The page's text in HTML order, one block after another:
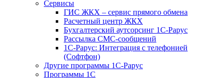
Сервисы
ГИС ЖКХ – сервис прямого обмена
Расчетный центр ЖКХ
Бухгалтерский аутсорсинг 1С-Рарус
Рассылка СМС-сообщений
1С-Рарус: Интеграция с телефонией
(Софтфон)
Другие программы 1С-Рарус
Программы 1С